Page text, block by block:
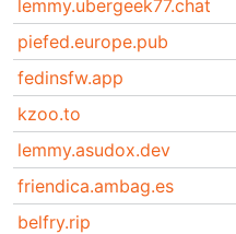
lemmy.ubergeek77.chat
piefed.europe.pub
fedinsfw.app
kzoo.to
lemmy.asudox.dev
friendica.ambag.es
belfry.rip